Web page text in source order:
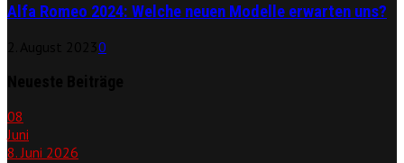
Alfa Romeo 2024: Welche neuen Modelle erwarten uns?
0
08
Juni
8. Juni 2026